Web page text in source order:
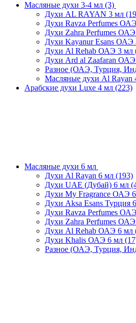
Масляные духи 3-4 мл (3)
Духи AL RAYAN 3 мл
Духи Ravza Perfumes
Духи Zahra Perfumes
Духи Kayanur Esans ОАЭ
Духи Al Rehab ОАЭ 3 мл
Духи Ard al Zaafaran
Разное (ОАЭ, Турция,
Масляные духи Al Rayan
Арабские духи Luxe 4 мл (223)
Масляные духи 6 мл
Духи Al Rayan 6 мл (193)
Духи UAE (Дубай) 6 мл
Духи My Fragrance ОАЭ
Духи Aksa Esans Турция
Духи Ravza Perfumes
Духи Zahra Perfumes
Духи Al Rehab ОАЭ 6 мл
Духи Khalis ОАЭ 6 мл
Разное (ОАЭ, Турция,